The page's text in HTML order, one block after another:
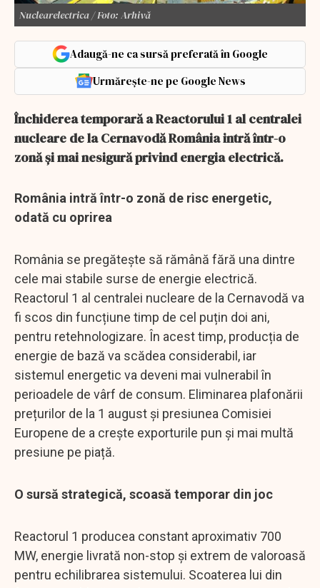
Nuclearelectrica / Foto: Arhivă
Adaugă-ne ca sursă preferată în Google
Urmărește-ne pe Google News
Închiderea temporară a Reactorului 1 al centralei
nucleare de la Cernavodă România intră într-o
zonă și mai nesigură privind energia electrică.
România intră într-o zonă de risc energetic,
odată cu oprirea
România se pregătește să rămână fără una dintre
cele mai stabile surse de energie electrică.
Reactorul 1 al centralei nucleare de la Cernavodă va
fi scos din funcțiune timp de cel puțin doi ani,
pentru retehnologizare. În acest timp, producția de
energie de bază va scădea considerabil, iar
sistemul energetic va deveni mai vulnerabil în
perioadele de vârf de consum. Eliminarea plafonării
prețurilor de la 1 august și presiunea Comisiei
Europene de a crește exporturile pun și mai multă
presiune pe piață.
O sursă strategică, scoasă temporar din joc
Reactorul 1 producea constant aproximativ 700
MW, energie livrată non-stop și extrem de valoroasă
pentru echilibrarea sistemului. Scoaterea lui din